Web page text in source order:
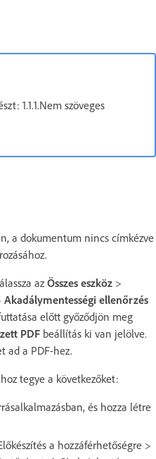
1.1.1.Nem szöveges
a dokumentum nincs címkézve
az Összes eszköz >
Akadálymentességi ellenőrzés
előtt győződjön meg
PDF beállítás ki van jelölve.
ad a PDF-hez.
tegye a következőket:
és hozza létre
a hozzáférhetőségre >